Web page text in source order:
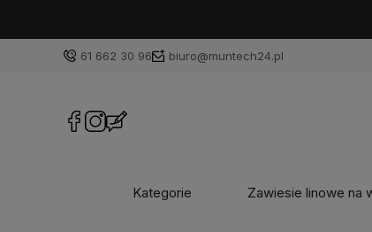
61 662 30 96 biuro@muntech24.pl
Kategorie Zawiesie linowe na